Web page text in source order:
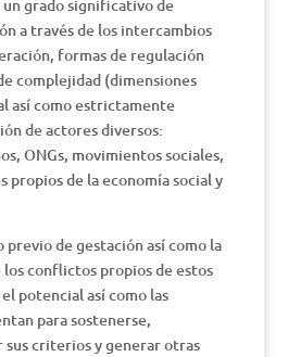
grado significativo de
a través de los intercambios
formas de regulación
complejidad (dimensiones
así como estrictamente
de actores diversos:
ONGs, movimientos sociales,
propios de la economía social y
previo de gestación así como la
conflictos propios de estos
potencial así como las
para sostenerse,
criterios y generar otras